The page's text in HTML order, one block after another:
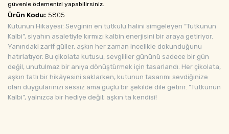
güvenle ödemenizi yapabilirsiniz.
Ürün Kodu: 5805
Kutunun Hikayesi: Sevginin en tutkulu halini simgeleyen “Tutkunun
Kalbi”, siyahın asaletiyle kırmızı kalbin enerjisini bir araya getiriyor.
Yanındaki zarif güller, aşkın her zaman incelikle dokunduğunu
hatırlatıyor. Bu çikolata kutusu, sevgililer gününü sadece bir gün
değil, unutulmaz bir anıya dönüştürmek için tasarlandı. Her çikolata,
aşkın tatlı bir hikâyesini saklarken, kutunun tasarımı sevdiğinize
olan duygularınızı sessiz ama güçlü bir şekilde dile getirir. “Tutkunun
Kalbi”, yalnızca bir hediye değil; aşkın ta kendisi!